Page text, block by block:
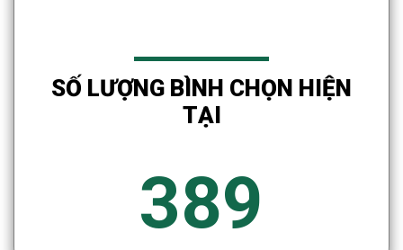
SỐ LƯỢNG BÌNH CHỌN HIỆN
TẠI
389